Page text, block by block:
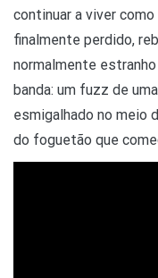
continuar a viver
finalmente perdido,
normalmente
banda: um fuzz de
esmigalhado no meio
do foguetão que